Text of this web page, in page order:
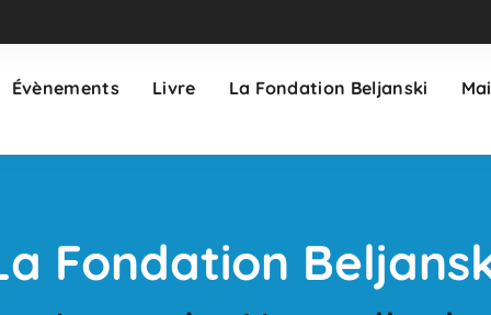
Évènements Livre La Fondation Beljanski
Fondation